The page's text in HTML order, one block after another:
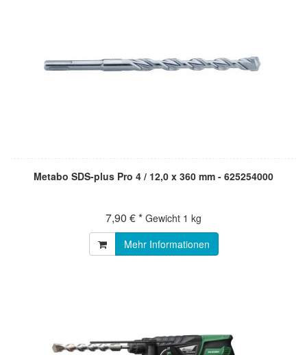
Metabo SDS-plus Pro 4 / 12,0 x 360 mm - 625254000
7,90 € * Gewicht 1 kg
Mehr Informationen